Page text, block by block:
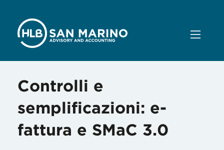
Controlli e
semplificazioni: e-
fattura e SMaC 3.0